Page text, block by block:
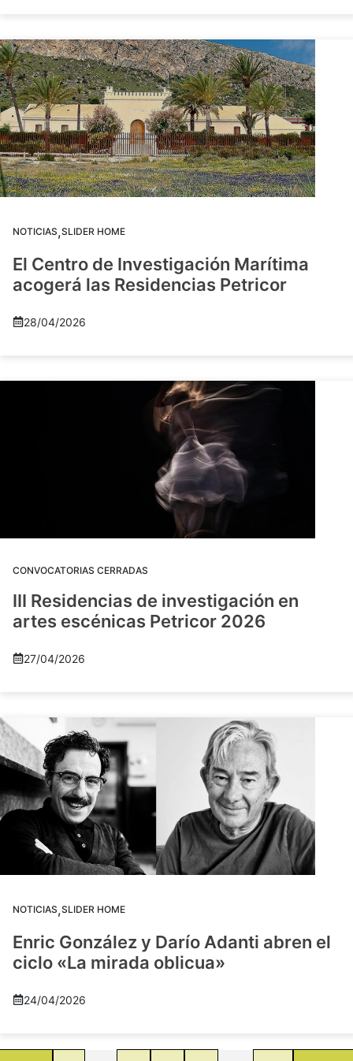
NOTICIAS,SLIDER HOME
El Centro de Investigación Marítima
acogerá las Residencias Petricor
28/04/2026
CONVOCATORIAS CERRADAS
III Residencias de investigación en
artes escénicas Petricor 2026
27/04/2026
NOTICIAS,SLIDER HOME
Enric González y Darío Adanti abren el
ciclo «La mirada oblicua»
24/04/2026